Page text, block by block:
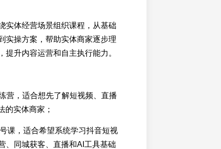
实体经营场景组织课程，从基础
实操方案，帮助实体商家逐步理
提升内容运营和自主执行能力。
营，适合想先了解短视频、直播
的实体商家；
课，适合希望系统学习抖音短视
、同城获客、直播和AI工具基础